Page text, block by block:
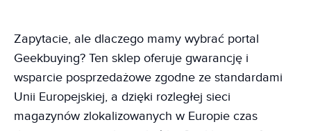
Zapytacie, ale dlaczego mamy wybrać portal
Geekbuying? Ten sklep oferuje gwarancję i
wsparcie posprzedażowe zgodne ze standardami
Unii Europejskiej, a dzięki rozległej sieci
magazynów zlokalizowanych w Europie czas